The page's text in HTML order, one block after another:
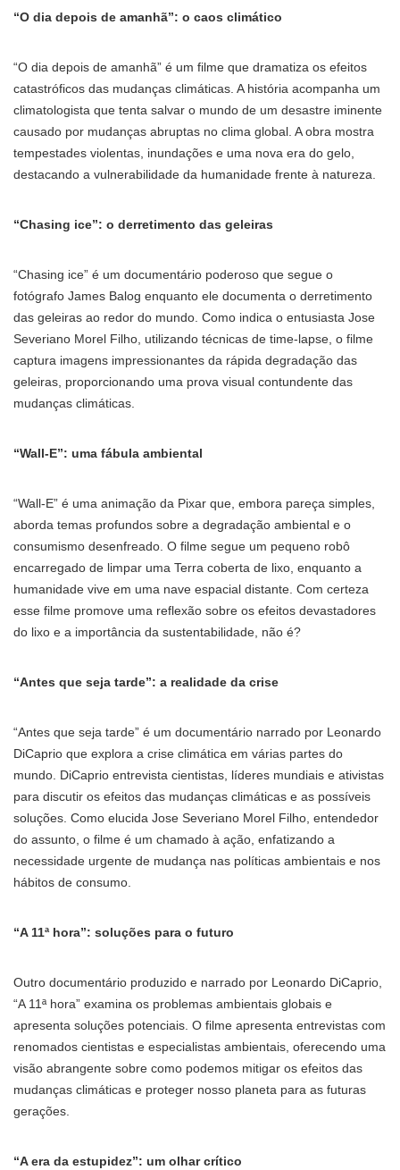
“O dia depois de amanhã”: o caos climático
“O dia depois de amanhã” é um filme que dramatiza os efeitos
catastróficos das mudanças climáticas. A história acompanha um
climatologista que tenta salvar o mundo de um desastre iminente
causado por mudanças abruptas no clima global. A obra mostra
tempestades violentas, inundações e uma nova era do gelo,
destacando a vulnerabilidade da humanidade frente à natureza.
“Chasing ice”: o derretimento das geleiras
“Chasing ice” é um documentário poderoso que segue o
fotógrafo James Balog enquanto ele documenta o derretimento
das geleiras ao redor do mundo. Como indica o entusiasta Jose
Severiano Morel Filho, utilizando técnicas de time-lapse, o filme
captura imagens impressionantes da rápida degradação das
geleiras, proporcionando uma prova visual contundente das
mudanças climáticas.
“Wall-E”: uma fábula ambiental
“Wall-E” é uma animação da Pixar que, embora pareça simples,
aborda temas profundos sobre a degradação ambiental e o
consumismo desenfreado. O filme segue um pequeno robô
encarregado de limpar uma Terra coberta de lixo, enquanto a
humanidade vive em uma nave espacial distante. Com certeza
esse filme promove uma reflexão sobre os efeitos devastadores
do lixo e a importância da sustentabilidade, não é?
“Antes que seja tarde”: a realidade da crise
“Antes que seja tarde” é um documentário narrado por Leonardo
DiCaprio que explora a crise climática em várias partes do
mundo. DiCaprio entrevista cientistas, líderes mundiais e ativistas
para discutir os efeitos das mudanças climáticas e as possíveis
soluções. Como elucida Jose Severiano Morel Filho, entendedor
do assunto, o filme é um chamado à ação, enfatizando a
necessidade urgente de mudança nas políticas ambientais e nos
hábitos de consumo.
“A 11ª hora”: soluções para o futuro
Outro documentário produzido e narrado por Leonardo DiCaprio,
“A 11ª hora” examina os problemas ambientais globais e
apresenta soluções potenciais. O filme apresenta entrevistas com
renomados cientistas e especialistas ambientais, oferecendo uma
visão abrangente sobre como podemos mitigar os efeitos das
mudanças climáticas e proteger nosso planeta para as futuras
gerações.
“A era da estupidez”: um olhar crítico